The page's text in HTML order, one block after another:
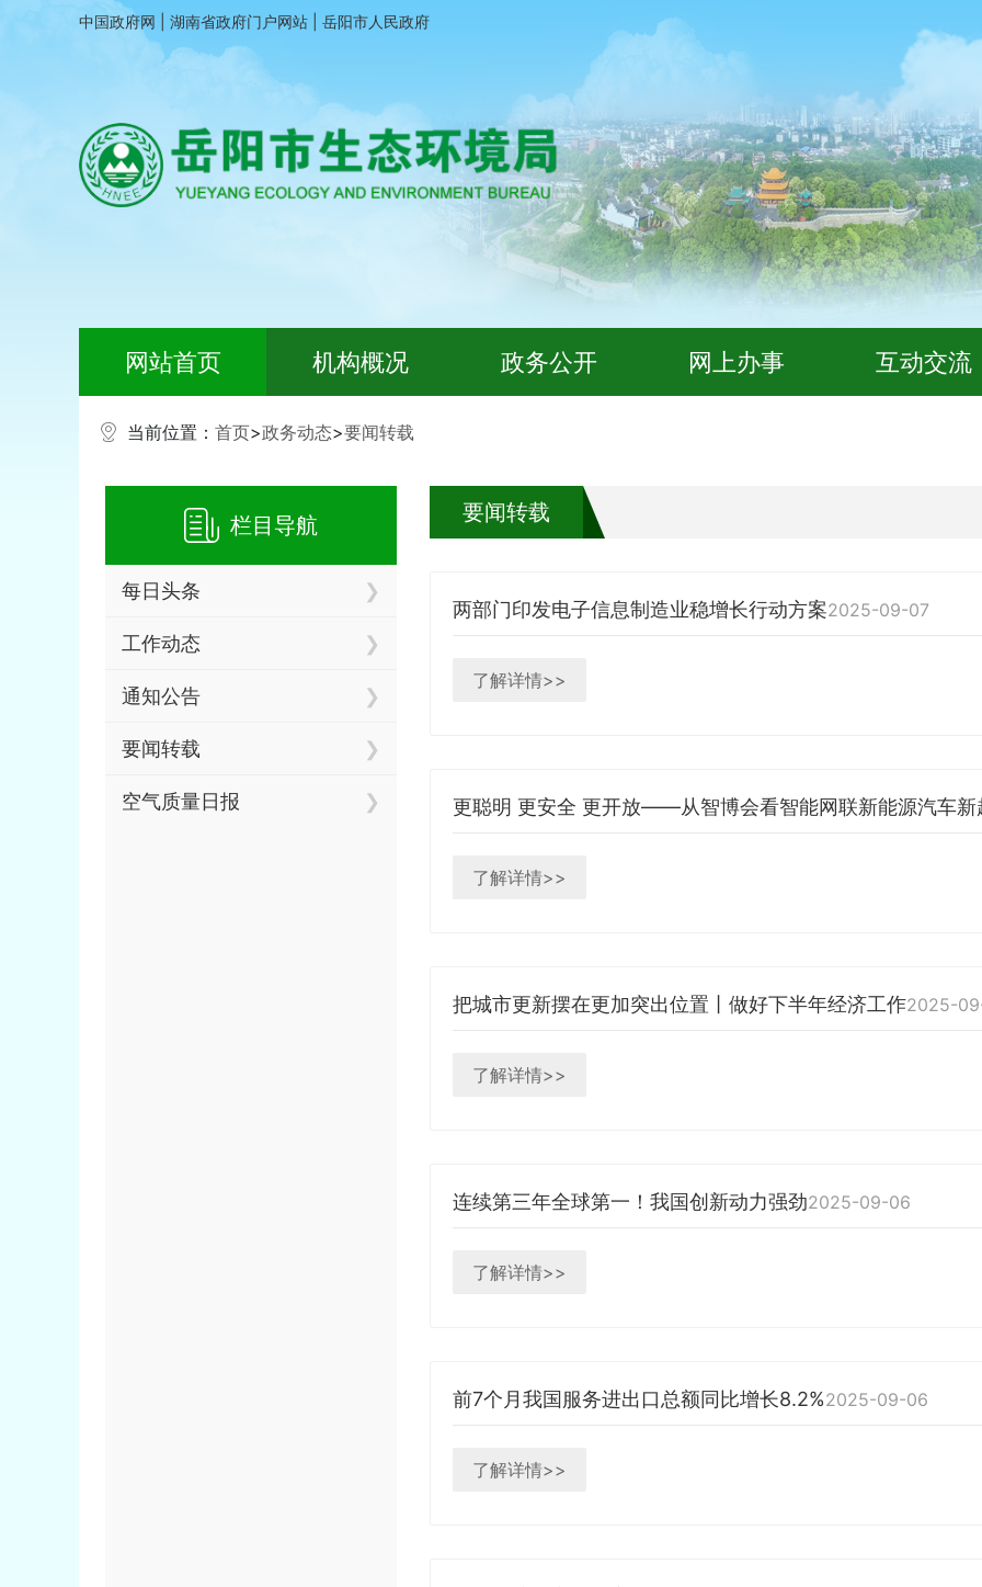
中国政府网 湖南省政府门户网站 岳阳市人民政府
网站首页 机构概况 政务公开 网上办事 互动交流
当前位置： 首页>政务动态>要闻转载
栏目导航
每日头条
工作动态
通知公告
要闻转载
空气质量日报
要闻转载
两部门印发电子信息制造业稳增长行动方案2025-09-07
了解详情>>
更聪明 更安全 更开放——从智博会看智能网联新能源汽车新
了解详情>>
把城市更新摆在更加突出位置丨做好下半年经济工作2025-
了解详情>>
连续第三年全球第一！我国创新动力强劲2025-09-06
了解详情>>
前7个月我国服务进出口总额同比增长8.2%2025-09-06
了解详情>>